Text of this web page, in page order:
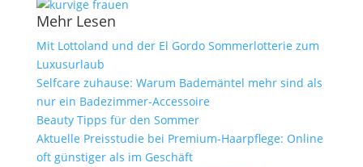
Mehr Lesen
Mit Lottoland und der El Gordo Sommerlotterie zum
Luxusurlaub
Selfcare zuhause: Warum Bademäntel mehr sind als
nur ein Badezimmer-Accessoire
Beauty Tipps für den Sommer
Aktuelle Preisstudie bei Premium-Haarpflege: Online
oft günstiger als im Geschäft